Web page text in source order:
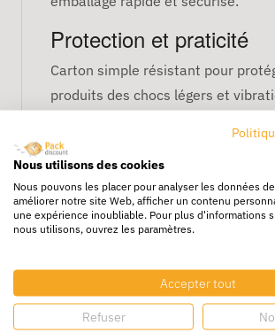
Protection et praticité
Carton simple résistant pour
produits des chocs légers et
Caractéristiques
Dimensions : 40 x 26 x 25 cm
Fond automatique pour
Bande adhésive intégrée
Idéal pour expéditions et
Léger, recyclable et facile à
Nous utilisons des cookies
Nous pouvons les placer pour analyser les données
améliorer notre site Web, afficher un contenu
une expérience inoubliable. Pour plus d'informations
nous utilisons, ouvrez les paramètres.
Accepter tout
Refuser